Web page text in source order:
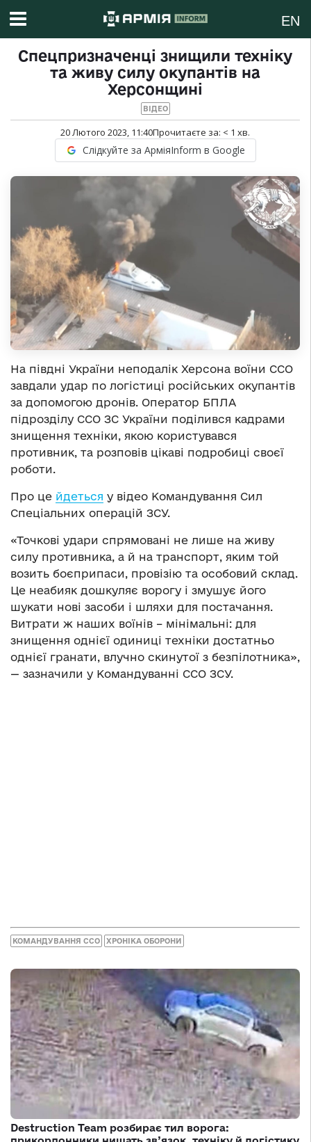
EN
Спецпризначенці знищили техніку
та живу силу окупантів на
Херсонщині
ВІДЕО
20 Лютого 2023, 11:40Прочитаєте за: < 1 хв.
Слідкуйте за АрміяInform в Google
На півдні України неподалік Херсона воїни ССО
завдали удар по логістиці російських окупантів
за допомогою дронів. Оператор БПЛА
підрозділу ССО ЗС України поділився кадрами
знищення техніки, якою користувався
противник, та розповів цікаві подробиці своєї
роботи.
Про це йдеться у відео Командування Сил
Спеціальних операцій ЗСУ.
«Точкові удари спрямовані не лише на живу
силу противника, а й на транспорт, яким той
возить боєприпаси, провізію та особовий склад.
Це неабияк дошкуляє ворогу і змушує його
шукати нові засоби і шляхи для постачання.
Витрати ж наших воїнів – мінімальні: для
знищення однієї одиниці техніки достатньо
однієї гранати, влучно скинутої з безпілотника»,
— зазначили у Командуванні ССО ЗСУ.
КОМАНДУВАННЯ ССО ХРОНІКА ОБОРОНИ
Destruction Team розбирає тил ворога: